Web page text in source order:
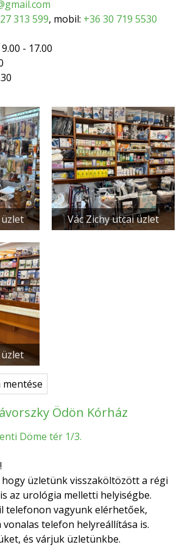
313 599, mobil: +36 30 719 5530
- 17.00
üzlet Vác Zichy utcai üzlet
üzlet
Ödön Kórház
Döme tér 1/3.
üzletünk visszaköltözött a régi
az urológia melletti helyiségbe.
telefonon vagyunk elérhetőek,
telefon helyreállítása is.
és várjuk üzletünkbe.